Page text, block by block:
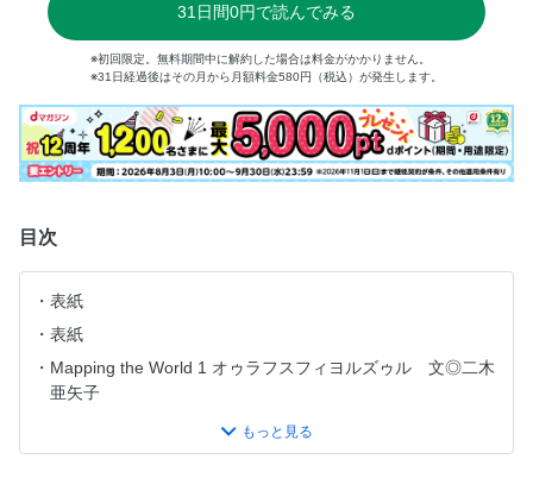
31 日間0円で読んでみる
※初回限定。無料期間中に解約した場合は料金がかかりません。
※31日経過後はその月から月額料金580円（税込）が発生します。
目次
表紙
表紙
Mapping the World 1 オゥラフスフィヨルズゥル 文◎二木
亜矢子
Mapping the World 2 ウィーン 文◎近藤謙司
Mapping the World 3 グランドキャニオン 文◎齊藤正史